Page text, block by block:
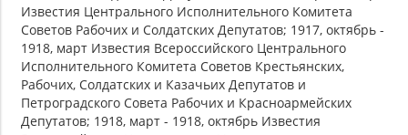
Известия Центрального Исполнительного Комитета
Советов Рабочих и Солдатских Депутатов; 1917, октябрь -
1918, март Известия Всероссийского Центрального
Исполнительного Комитета Советов Крестьянских,
Рабочих, Солдатских и Казачьих Депутатов и
Петроградского Совета Рабочих и Красноармейских
Депутатов; 1918, март - 1918, октябрь Известия